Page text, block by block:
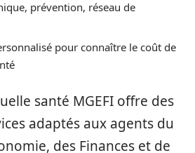
prévention, réseau de
pour connaître le coût de
santé MGEFI offre des
adaptés aux agents du
des Finances et de